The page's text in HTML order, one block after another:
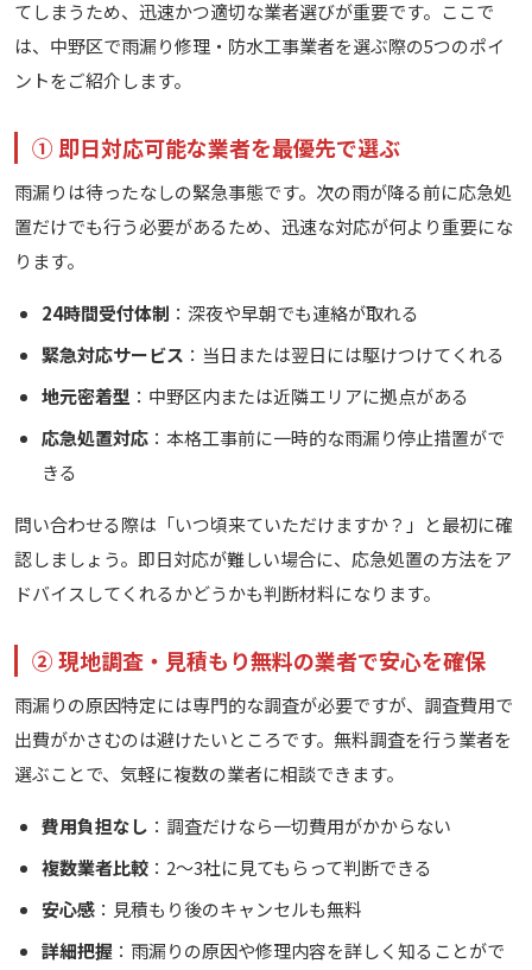
てしまうため、迅速かつ適切な業者選びが重要です。ここで
は、中野区で雨漏り修理・防水工事業者を選ぶ際の5つのポイ
ントをご紹介します。
① 即日対応可能な業者を最優先で選ぶ
雨漏りは待ったなしの緊急事態です。次の雨が降る前に応急処
置だけでも行う必要があるため、迅速な対応が何より重要にな
ります。
24時間受付体制 ：深夜や早朝でも連絡が取れる
緊急対応サービス ：当日または翌日には駆けつけてくれる
地元密着型 ：中野区内または近隣エリアに拠点がある
応急処置対応：本格工事前に一時的な雨漏り停止措置がで
きる
問い合わせる際は「いつ頃来ていただけますか？」と最初に確
認しましょう。即日対応が難しい場合に、応急処置の方法をア
ドバイスしてくれるかどうかも判断材料になります。
② 現地調査・見積もり無料の業者で安心を確保
雨漏りの原因特定には専門的な調査が必要ですが、調査費用で
出費がかさむのは避けたいところです。無料調査を行う業者を
選ぶことで、気軽に複数の業者に相談できます。
費用負担なし ：調査だけなら一切費用がかからない
複数業者比較：2〜3社に見てもらって判断できる
安心感：見積もり後のキャンセルも無料
詳細把握：雨漏りの原因や修理内容を詳しく知ることがで